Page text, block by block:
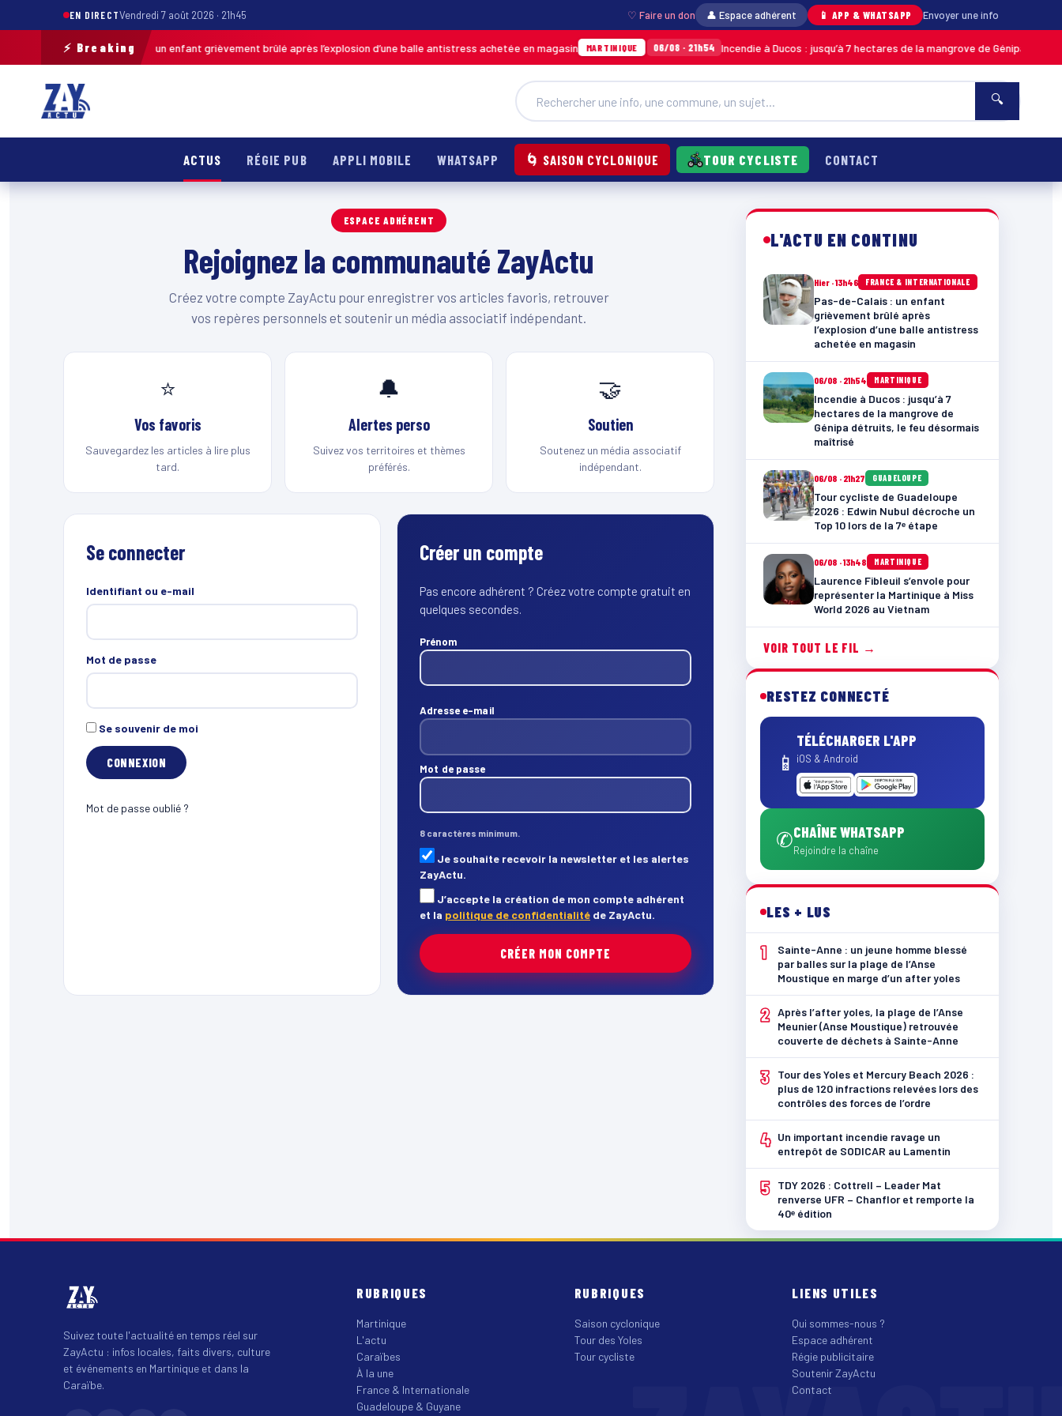
EN DIRECTVendredi 7 août 2026 · 21h45 ♡ Faire un don 👤 Espace adhérent 📱 APP & WHATSAPP Envoyer une info
⚡ Breaking
Pas-de-Calais : un enfant grièvement brûlé après l’explosion d’une balle antistress achetée en magasin MARTINIQUE 06/08 · 21h54 Incendie à Ducos : jusqu’à 7 hectares de la mangrove de Génipa détruits,
🔍
ACTUS RÉGIE PUB APPLI MOBILE WHATSAPP 🌀 SAISON CYCLONIQUE TOUR CYCLISTE CONTACT
ESPACE ADHÉRENT
Rejoignez la communauté ZayActu
Créez votre compte ZayActu pour enregistrer vos articles favoris, retrouver
vos repères personnels et soutenir un média associatif indépendant.
⭐
Vos favoris
Sauvegardez les articles à lire plus
tard.
🔔
Alertes perso
Suivez vos territoires et thèmes
préférés.
🤝
Soutien
Soutenez un média associatif
indépendant.
Se connecter
Identifiant ou e-mail
Mot de passe
Se souvenir de moi
Mot de passe oublié ?
Créer un compte
Pas encore adhérent ? Créez votre compte gratuit en
quelques secondes.
Prénom
Adresse e-mail
Mot de passe
8 caractères minimum.
Je souhaite recevoir la newsletter et les alertes
ZayActu.
J’accepte la création de mon compte adhérent
et la politique de confidentialité de ZayActu.
CRÉER MON COMPTE
L'ACTU EN CONTINU
Hier · 13h46 FRANCE & INTERNATIONALE
Pas-de-Calais : un enfant
grièvement brûlé après
l’explosion d’une balle antistress
achetée en magasin
06/08 · 21h54 MARTINIQUE
Incendie à Ducos : jusqu’à 7
hectares de la mangrove de
Génipa détruits, le feu désormais
maîtrisé
06/08 · 21h27 GUADELOUPE
Tour cycliste de Guadeloupe
2026 : Edwin Nubul décroche un
Top 10 lors de la 7ᵉ étape
06/08 · 13h48 MARTINIQUE
Laurence Fibleuil s’envole pour
représenter la Martinique à Miss
World 2026 au Vietnam
VOIR TOUT LE FIL →
RESTEZ CONNECTÉ
📱
TÉLÉCHARGER L'APP
iOS & Android
✆CHAÎNE WHATSAPP
Rejoindre la chaîne
LES + LUS
1
Sainte-Anne : un jeune homme blessé
par balles sur la plage de l’Anse
Moustique en marge d’un after yoles
2 Après l’after yoles, la plage de l’Anse
Meunier (Anse Moustique) retrouvée
couverte de déchets à Sainte-Anne
3
Tour des Yoles et Mercury Beach 2026 :
plus de 120 infractions relevées lors des
contrôles des forces de l’ordre
4 Un important incendie ravage un
entrepôt de SODICAR au Lamentin
5
TDY 2026 : Cottrell – Leader Mat
renverse UFR – Chanflor et remporte la
40ᵉ édition
Suivez toute l'actualité en temps réel sur
ZayActu : infos locales, faits divers, culture
et événements en Martinique et dans la
Caraïbe.
RUBRIQUES
Martinique
L'actu
Caraïbes
À la une
France & Internationale
Guadeloupe & Guyane
RUBRIQUES
Saison cyclonique
Tour des Yoles
Tour cycliste
LIENS UTILES
Qui sommes-nous ?
Espace adhérent
Régie publicitaire
Soutenir ZayActu
Contact